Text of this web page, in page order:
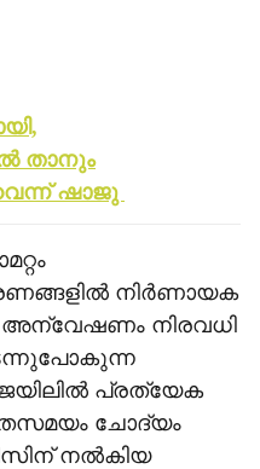
താനും
ഷാജു
നിര്‍ണായക
അന്വേഷണം നിരവധി
പ്രത്യേക
ചോദ്യം
നല്‍കിയ